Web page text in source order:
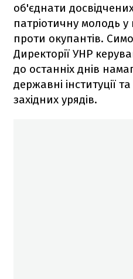
об'єднати
патріотичну молодь у
проти окупантів.
Директорії УНР
до останніх днів
державні інституції
західних урядів.